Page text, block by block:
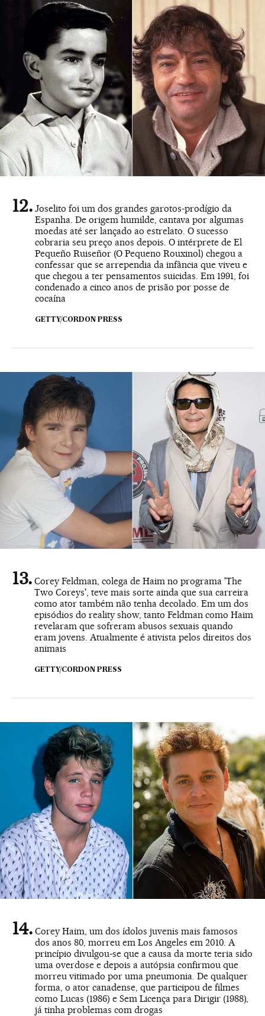
Joselito foi um dos grandes garotos-prodígio da
Espanha. De origem humilde, cantava por algumas
moedas até ser lançado ao estrelato. O sucesso
cobraria seu preço anos depois. O intérprete de El
Pequeño Ruiseñor (O Pequeno Rouxinol) chegou a
confessar que se arrependia da infância que viveu e
que chegou a ter pensamentos suicidas. Em 1991, foi
condenado a cinco anos de prisão por posse de
cocaína
GETTY/CORDON PRESS
Corey Feldman, colega de Haim no programa 'The
Two Coreys', teve mais sorte ainda que sua carreira
como ator também não tenha decolado. Em um dos
episódios do reality show, tanto Feldman como Haim
revelaram que sofreram abusos sexuais quando
eram jovens. Atualmente é ativista pelos direitos dos
animais
GETTY/CORDON PRESS
Corey Haim, um dos ídolos juvenis mais famosos
dos anos 80, morreu em Los Angeles em 2010. A
princípio divulgou-se que a causa da morte teria sido
uma overdose e depois a autópsia confirmou que
morreu vitimado por uma pneumonia. De qualquer
forma, o ator canadense, que participou de filmes
como Lucas (1986) e Sem Licença para Dirigir (1988),
já tinha problemas com drogas